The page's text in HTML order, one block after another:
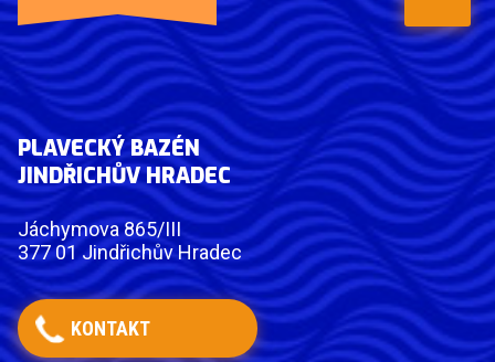
PLAVECKÝ BAZÉN
JINDŘICHŮV HRADEC
Jáchymova 865/III
377 01 Jindřichův Hradec
KONTAKT